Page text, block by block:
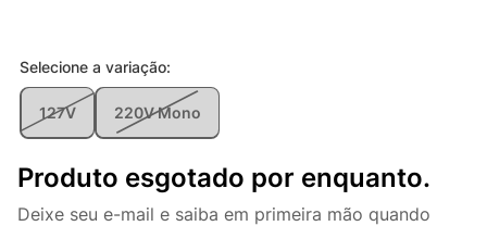
Selecione a variação:
127V 220V Mono
Produto esgotado por enquanto.
Deixe seu e-mail e saiba em primeira mão quando